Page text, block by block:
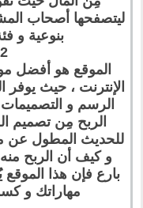
ليتصفحها أصحاب
بنوعية و
2- Teespring
الموقع هو أفضل
الإنترنت ، حيث
الرسم و
الربح مِن تصميم
للحديث المطول عن
و كيف أن الربح
بارع فإن هذا
مهاراتك و